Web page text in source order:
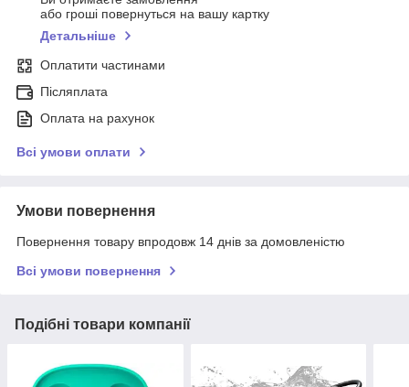
або гроші повернуться на вашу картку
Детальніше
Оплатити частинами
Післяплата
Оплата на рахунок
Всі умови оплати
Умови повернення
Повернення товару впродовж 14 днів за домовленістю
Всі умови повернення
Подібні товари компанії